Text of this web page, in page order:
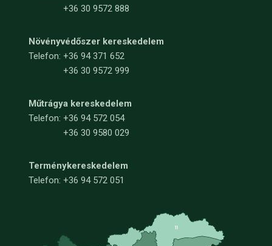
+36 30 9572 888
Növényvédőszer kereskedelem
Telefon: +36 94 371 652
+36 30 9572 999
Műtrágya kereskedelem
Telefon: +36 94 572 054
+36 30 9580 029
Terménykereskedelem
Telefon: +36 94 572 051